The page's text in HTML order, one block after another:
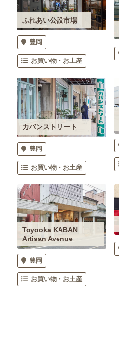
ふれあい公設市場
豊岡
お買い物・お土産
カバンストリート
豊岡
お買い物・お土産
Toyooka KABAN
Artisan Avenue
豊岡
お買い物・お土産